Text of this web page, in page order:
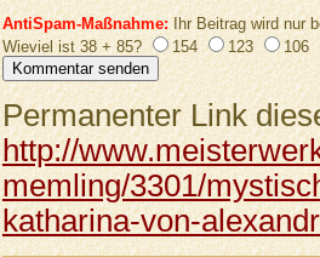
AntiSpam-Maßnahme:Ihr Beitrag wird nur
Wieviel ist 38 + 85?
154 123 106
Permanenter Link
http://
memling/3301/
katharina-von-